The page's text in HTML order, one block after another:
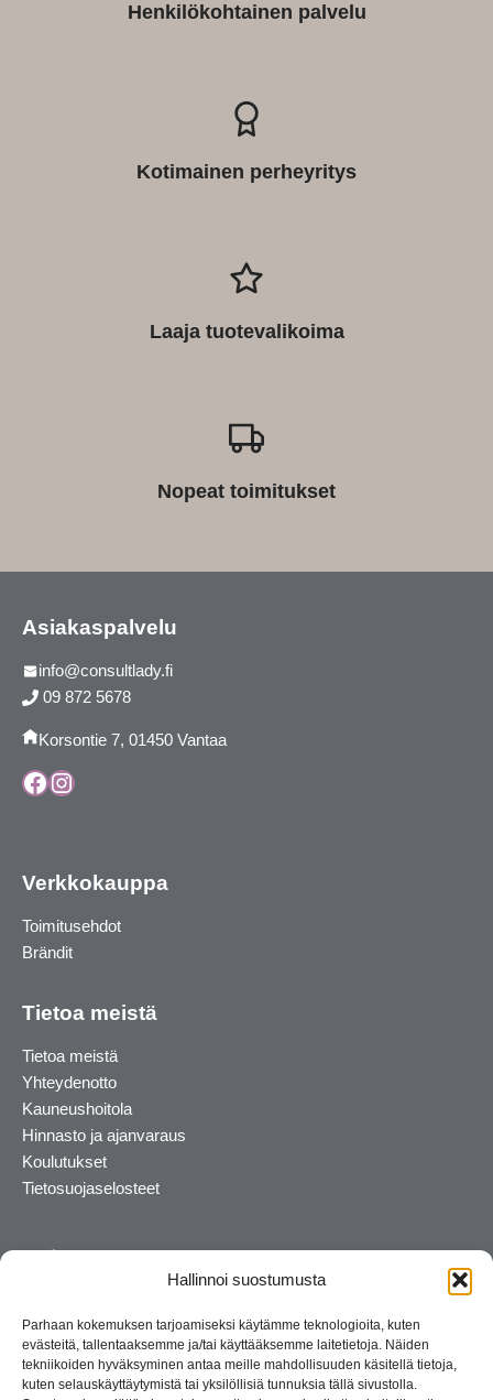
Hallinnoi suostumusta
Parhaan kokemuksen tarjoamiseksi käytämme teknologioita, kuten
evästeitä, tallentaaksemme ja/tai käyttääksemme laitetietoja. Näiden
tekniikoiden hyväksyminen antaa meille mahdollisuuden käsitellä tietoja,
kuten selauskäyttäytymistä tai yksilöllisiä tunnuksia tällä sivustolla.
Henkilökohtainen palvelu
Kotimainen perheyritys
Laaja tuotevalikoima
Nopeat toimitukset
Asiakaspalvelu
info@consultlady.fi
09 872 5678
Korsontie 7, 01450 Vantaa
Facebook
Instagram
Verkkokauppa
Toimitusehdot
Brändit
Tietoa meistä
Tietoa meistä
Yhteydenotto
Kauneushoitola
Hinnasto ja ajanvaraus
Koulutukset
Tietosuojaselosteet